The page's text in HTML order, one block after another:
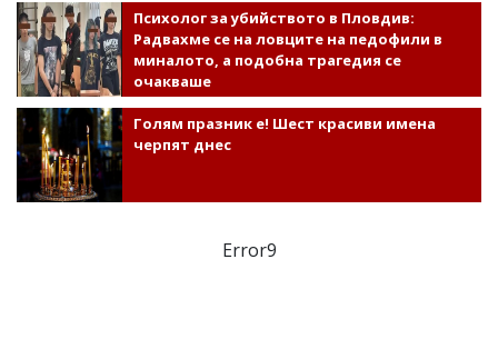
Психолог за убийството в Пловдив:
Радвахме се на ловците на педофили в
миналото, а подобна трагедия се
очакваше
Голям празник е! Шест красиви имена
черпят днес
Error9